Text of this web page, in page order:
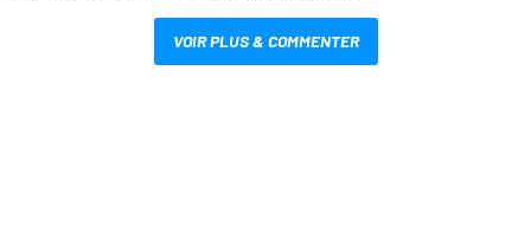
VOIR PLUS & COMMENTER